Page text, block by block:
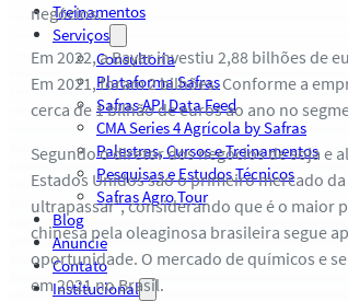
Treinamentos
Serviços
Consultoria
Plataforma Safras
Safras API Data Feed
CMA Series 4 Agrícola by Safras
Palestras, Cursos e Treinamentos
Pesquisas e Estudos Técnicos
Safras Agro Tour
Blog
Anuncie
Contato
Institucional
negócios.
Em 2022, a Bayer investiu 2,88 bilhões de
Em 2021, foram 2 bilhões. Conforme a
cerca de 1 bilhão de euros ao ano no
Segundo o diretor dos negócios de soja e
Estados Unidos são o primeiro mercado
ultrapassar”, considerando que é o maior
chinesa pela oleaginosa brasileira segue
oportunidade. O mercado de químicos e
em 2021 no Brasil.